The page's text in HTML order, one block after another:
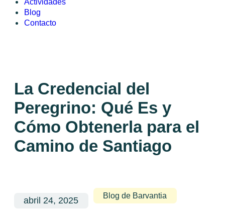
Actividades
Blog
Contacto
La Credencial del
Peregrino: Qué Es y
Cómo Obtenerla para el
Camino de Santiago
abril 24, 2025 Blog de Barvantia